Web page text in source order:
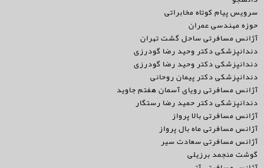
سرویس پیام کوتاه مخابراتی
حوزه مهندسی عمران
آژانس مسافرتی ساحل گشت تهران
دندانپزشکی دکتر وحید رضا گودرزی
دندانپزشکی دکتر وحید رضا گودرزی
دندانپزشکی دکتر پیمان روحانی
آژانس مسافرتی رویای آسمان هفتم جاوید
دندانپزشکی دکتر حمید رضا رستگار
آژانس مسافرتی بالا پرواز
آژانس مسافرتی ماه بال پرواز
آژانس مسافرتی سعادت سیر
گوشت منجمد برزیلی